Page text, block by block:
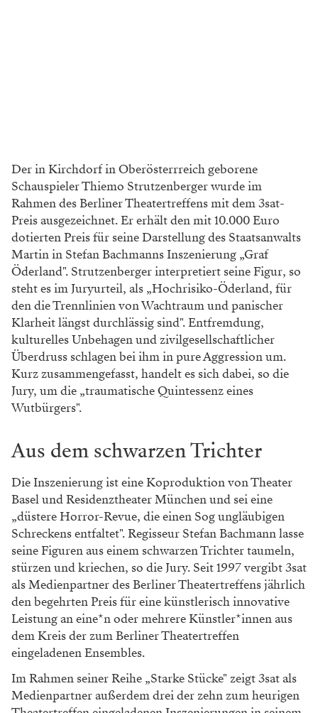
Der in Kirchdorf in Oberösterrreich geborene
Schauspieler Thiemo Strutzenberger wurde im
Rahmen des Berliner Theatertreffens mit dem 3sat-
Preis ausgezeichnet. Er erhält den mit 10.000 Euro
dotierten Preis für seine Darstellung des Staatsanwalts
Martin in Stefan Bachmanns Inszenierung „Graf
Öderland". Strutzenberger interpretiert seine Figur, so
steht es im Juryurteil, als „Hochrisiko-Öderland, für
den die Trennlinien von Wachtraum und panischer
Klarheit längst durchlässig sind". Entfremdung,
kulturelles Unbehagen und zivilgesellschaftlicher
Überdruss schlagen bei ihm in pure Aggression um.
Kurz zusammengefasst, handelt es sich dabei, so die
Jury, um die „traumatische Quintessenz eines
Wutbürgers".
Aus dem schwarzen Trichter
Die Inszenierung ist eine Koproduktion von Theater
Basel und Residenztheater München und sei eine
„düstere Horror-Revue, die einen Sog ungläubigen
Schreckens entfaltet". Regisseur Stefan Bachmann lasse
seine Figuren aus einem schwarzen Trichter taumeln,
stürzen und kriechen, so die Jury. Seit 1997 vergibt 3sat
als Medienpartner des Berliner Theatertreffens jährlich
den begehrten Preis für eine künstlerisch innovative
Leistung an eine*n oder mehrere Künstler*innen aus
dem Kreis der zum Berliner Theatertreffen
eingeladenen Ensembles.
Im Rahmen seiner Reihe „Starke Stücke" zeigt 3sat als
Medienpartner außerdem drei der zehn zum heurigen